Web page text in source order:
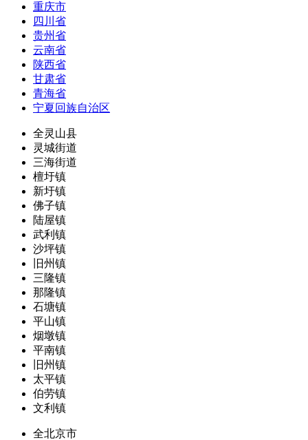
重庆市
四川省
贵州省
云南省
陕西省
甘肃省
青海省
宁夏回族自治区
全灵山县
灵城街道
三海街道
檀圩镇
新圩镇
佛子镇
陆屋镇
武利镇
沙坪镇
旧州镇
三隆镇
那隆镇
石塘镇
平山镇
烟墩镇
平南镇
旧州镇
太平镇
伯劳镇
文利镇
全北京市